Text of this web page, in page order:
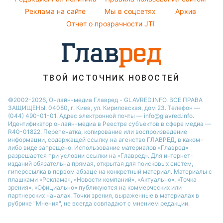
Новости моды
Советы от Андре Тана
Реклама на сайте
Мы в соцсетях
Архив
Отчет о прозрачности JTI
ТВОЙ ИСТОЧНИК НОВОСТЕЙ
©2002-2026, Онлайн-медиа Главред - GLAVRED.INFO. ВСЕ ПРАВА
ЗАЩИЩЕНЫ. 04080, г. Киев, ул. Кириловская, дом 23. Телефон —
(044) 490-01-01. Адрес электронной почты — info@glavred.info.
Идентификатор онлайн-медиа в Реестре cубъектов в сфере медиа —
R40-01822. Перепечатка, копирование или воспроизведение
информации, содержащей ссылку на агенство ГЛАВРЕД, в каком-
либо виде запрещено. Использование материалов «Главред»
разрешается при условии ссылки на «Главред». Для интернет-
изданий обязательна прямая, открытая для поисковых систем,
гиперссылка в первом абзаце на конкретный материал. Материалы с
плашками «Реклама», «Новости компаний», «Актуально», «Точка
зрения», «Официально» публикуются на коммерческих или
партнерских началах. Точки зрения, выраженные в материалах в
рубрике "Мнения", не всегда совпадают с мнением редакции.